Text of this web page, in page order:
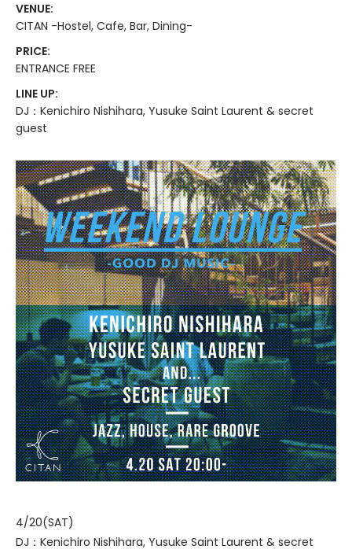
VENUE:
CITAN -Hostel, Cafe, Bar, Dining-
PRICE:
ENTRANCE FREE
LINE UP:
DJ：Kenichiro Nishihara, Yusuke Saint Laurent & secret
guest
4/20(SAT)
DJ：Kenichiro Nishihara, Yusuke Saint Laurent & secret